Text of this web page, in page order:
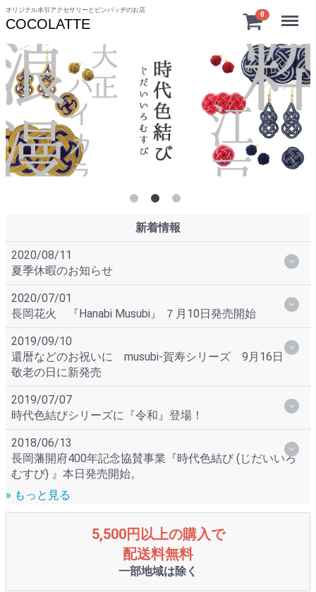
オリジナル水引アクセサリーとピンバッヂのお店
COCOLATTE
0 Menu
新着情報
2020/08/11
夏季休暇のお知らせ
2020/07/01
長岡花火 『Hanabi Musubi』 ７月10日発売開始
2019/09/10
還暦などのお祝いに musubi-賀寿シリーズ 9月16日
敬老の日に新発売
2019/07/07
時代色結びシリーズに『令和』登場！
2018/06/13
長岡藩開府400年記念協賛事業『時代色結び (じだいいろ
むすび) 』本日発売開始。
» もっと見る
5,500円以上の購入で
配送料無料
一部地域は除く